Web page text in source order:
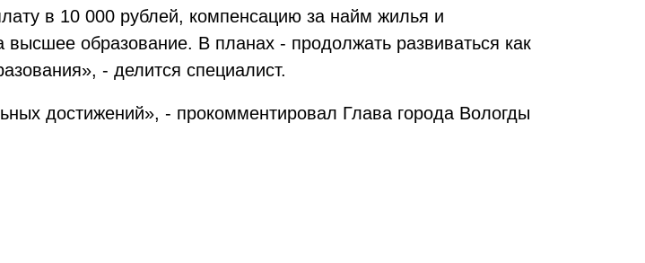
в 10 000 рублей, компенсацию за найм жилья и
высшее образование. В планах - продолжать развиваться как
- делится специалист.
достижений», - прокомментировал Глава города Вологды